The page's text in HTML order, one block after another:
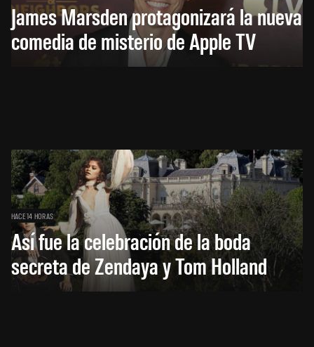
James Marsden protagonizará la nueva
comedia de misterio de Apple TV
HACE 14 HORAS
Así fue la celebración de la boda
secreta de Zendaya y Tom Holland